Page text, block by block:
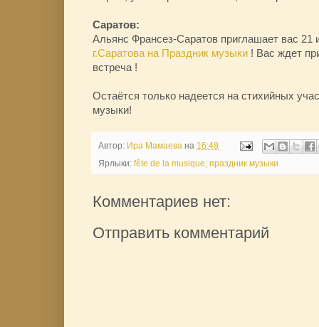
Саратов:
Альянс Франсез-Саратов приглашает вас 21
г.Саратова на Праздник музыки ! Вас ждет
встреча !
Остаётся только надеется на стихийных
музыки!
Автор: Ира Мамаева на 16:48
Ярлыки: fête de la musique; праздник музыки
Комментариев нет:
Отправить комментарий